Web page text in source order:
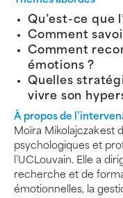
Qu’est-ce que
Comment
Comment
émotions ?
Quelles
vivre son
À propos de
Moïra Mikolajczak est
psychologiques et
l’UCLouvain. Elle a
recherche et de
émotionnelles, la